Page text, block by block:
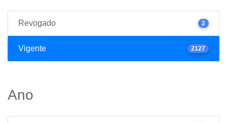
Revogado 2
Vigente 2127
Ano